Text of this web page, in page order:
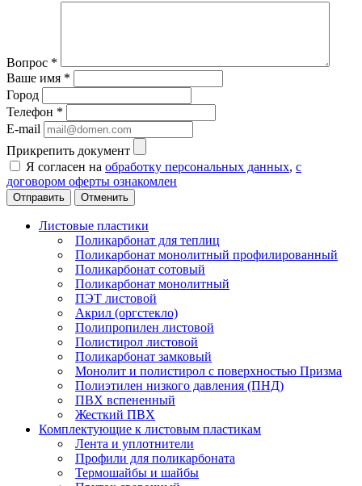
Вопрос *
Ваше имя *
Город
Телефон *
E-mail
Прикрепить документ
Я согласен на обработку персональных данных, с
договором оферты ознакомлен
Отменить
Листовые пластики
Поликарбонат для теплиц
Поликарбонат монолитный профилированный
Поликарбонат сотовый
Поликарбонат монолитный
ПЭТ листовой
Акрил (оргстекло)
Полипропилен листовой
Полистирол листовой
Поликарбонат замковый
Монолит и полистирол с поверхностью Призма
Полиэтилен низкого давления (ПНД)
ПВХ вспененный
Жесткий ПВХ
Комплектующие к листовым пластикам
Лента и уплотнители
Профили для поликарбоната
Термошайбы и шайбы